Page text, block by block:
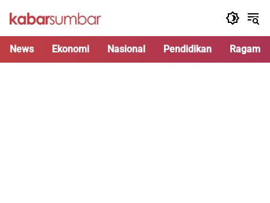
News Ekonomi Nasional Pendidikan Ragam